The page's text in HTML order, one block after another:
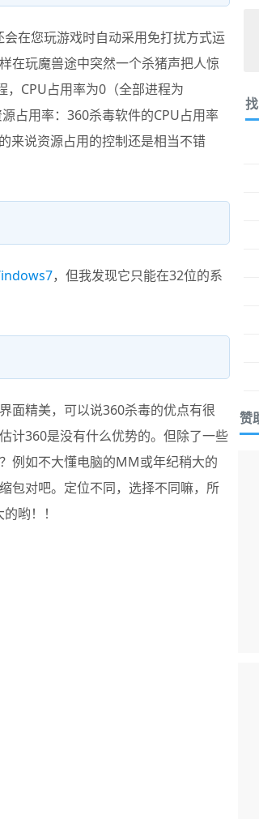
在您玩游戏时自动采用免打扰方式运
在玩魔兽途中突然一个杀猪声把人惊
，CPU占用率为0（全部进程为
占用率：360杀毒软件的CPU占用率
来说资源占用的控制还是相当不错
，但我发现它只能在32位的系
面精美，可以说360杀毒的优点有很
计360是没有什么优势的。但除了一些
例如不大懂电脑的MM或年纪稍大的
包对吧。定位不同，选择不同嘛，所
哟！！
赞